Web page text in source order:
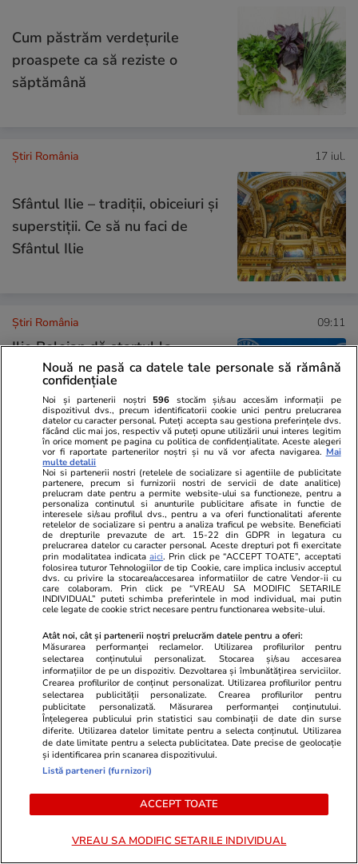
Cum păstrăm verdețurile
proaspete ca să reziste o
săptămână
Știri România 17 iul.
Sfântul Ilie – tradiții, obiceiuri și
superstiții. Ce să nu faci de
Sfântul Ilie
Știri România 09:11
Ilie Bolojan dă startul la
investiții de 250.000.000 de
euro în energie: banii se vor
folosi pentru stocare și contoare
inteligente
Știri România 17 iul.
Fake news demontat de Apele
Române: „Nu transformăm
folosirea apei din fântâni într-o
infracțiune”
Știri România 17 iul.
CEO-ul Renault a anunțat
planul pentru uzina Dacia de la
Mioveni, după vizita din
România: „Am stabilit trei
priorități clare”
Știri România 17 iul.
Nouă ne pasă ca datele tale personale să rămână
confidențiale
Noi și partenerii noștri 596 stocăm și/sau accesăm informații pe
dispozitivul dvs., precum identificatorii cookie unici pentru prelucrarea
datelor cu caracter personal. Puteți accepta sau gestiona preferințele dvs.
făcând clic mai jos, respectiv vă puteți opune utilizării unui interes legitim
în orice moment pe pagina cu politica de confidențialitate. Aceste alegeri
vor fi raportate partenerilor noștri și nu vă vor afecta navigarea. Mai
multe detalii
Noi si partenerii nostri (retelele de socializare si agentiile de publicitate
partenere, precum si furnizorii nostri de servicii de date analitice)
prelucram date pentru a permite website-ului sa functioneze, pentru a
personaliza continutul si anunturile publicitare afisate in functie de
interesele si/sau profilul dvs., pentru a va oferi functionalitati aferente
retelelor de socializare si pentru a analiza traficul pe website. Beneficiati
de drepturile prevazute de art. 15-22 din GDPR in legatura cu
prelucrarea datelor cu caracter personal. Aceste drepturi pot fi exercitate
prin modalitatea indicataaici. Prin click pe “ACCEPT TOATE”, acceptati
folosirea tuturor Tehnologiilor de tip Cookie, care implica inclusiv acceptul
dvs. cu privire la stocarea/accesarea informatiilor de catre Vendor-ii cu
care colaboram. Prin click pe “VREAU SA MODIFIC SETARILE
INDIVIDUAL” puteti schimba preferintele in mod individual, mai putin
cele legate de cookie strict necesare pentru functionarea website-ului.
Atât noi, cât și partenerii noștri prelucrăm datele pentru a oferi:
Măsurarea performanței reclamelor. Utilizarea profilurilor pentru
selectarea conținutului personalizat. Stocarea și/sau accesarea
informațiilor de pe un dispozitiv. Dezvoltarea și îmbunătățirea serviciilor.
Crearea profilurilor de conținut personalizat. Utilizarea profilurilor pentru
selectarea publicității personalizate. Crearea profilurilor pentru
publicitate personalizată. Măsurarea performanței conținutului.
Înțelegerea publicului prin statistici sau combinații de date din surse
diferite. Utilizarea datelor limitate pentru a selecta conținutul. Utilizarea
de date limitate pentru a selecta publicitatea. Date precise de geolocație
și identificarea prin scanarea dispozitivului.
Listă parteneri (furnizori)
ACCEPT TOATE
VREAU SA MODIFIC SETARILE INDIVIDUAL